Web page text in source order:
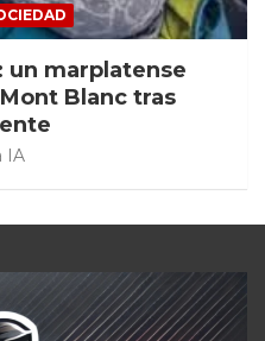
un marplatense
Blanc tras
IA